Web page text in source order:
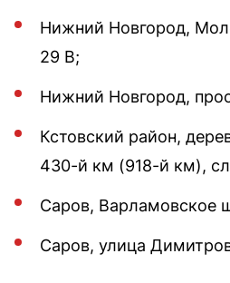
Нижний Новгород,
29 В;
Нижний Новгород,
Кстовский район,
430-й км (918-й км),
Саров, Варламовское
Саров, улица